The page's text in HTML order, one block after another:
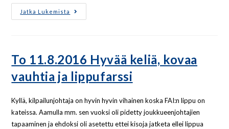
Jatka Lukemista
To 11.8.2016 Hyvää keliä, kovaa
vauhtia ja lippufarssi
Kyllä, kilpailunjohtaja on hyvin hyvin vihainen koska FAI:n lippu on
kateissa. Aamulla mm. sen vuoksi oli pidetty joukkueenjohtajien
tapaaminen ja ehdoksi oli asetettu ettei kisoja jatketa ellei lippua